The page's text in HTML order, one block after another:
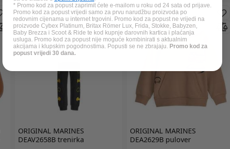
ORIGINAL MARINES
DEAV2658B trenirka
ORIGINAL MARINES
DEA2629B pulover
* Promo kod za popust zaprimit ćete e-mailom u roku od 24 sata od prijave.
Promo kod za popust vrijedi samo za prvu narudžbu proizvoda po
redovnim cijenama u internet trgovini. Promo kod za popust ne vrijedi na
proizvode Cybex Platinum, Britax Römer Lux, Frida, Stokke, Babyzen,
Baby Brezza i Scoot & Ride te kod kupnje darovnih kartica i plaćanja
usluga. Promo kod za popust nije moguće kombinirati s aktualnim
akcijama i klupskim pogodnostima. Popusti se ne zbrajaju. Promo kod za
popust vrijedi 30 dana.